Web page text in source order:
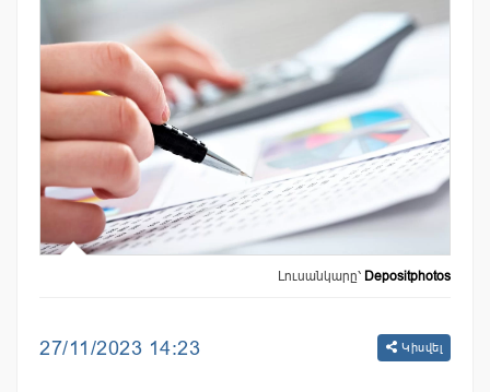
Լուսանկարը՝ Depositphotos
27/11/2023 14:23 Կիսվել